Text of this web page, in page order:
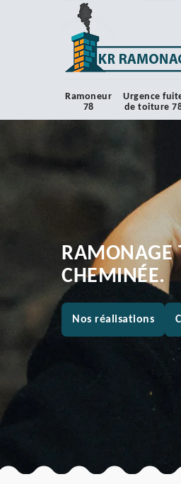
Ramoneur
78
Urgence
de toiture
RAMONAGE
CHEMINÉE.
Nos réalisations